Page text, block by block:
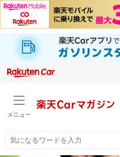
メニュー
楽天Carマガジン